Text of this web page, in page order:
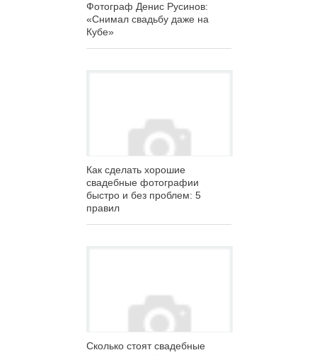
Фотограф Денис Русинов:
«Снимал свадьбу даже на
Кубе»
Как сделать хорошие
свадебные фотографии
быстро и без проблем: 5
правил
Сколько стоят свадебные